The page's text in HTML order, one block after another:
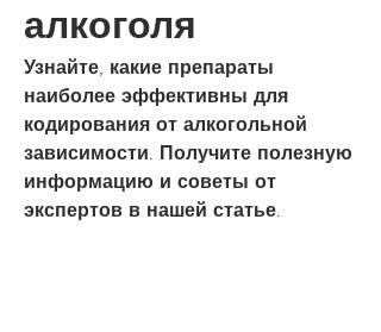
алкоголя
Узнайте, какие препараты
наиболее эффективны для
кодирования от алкогольной
зависимости. Получите полезную
информацию и советы от
экспертов в нашей статье.